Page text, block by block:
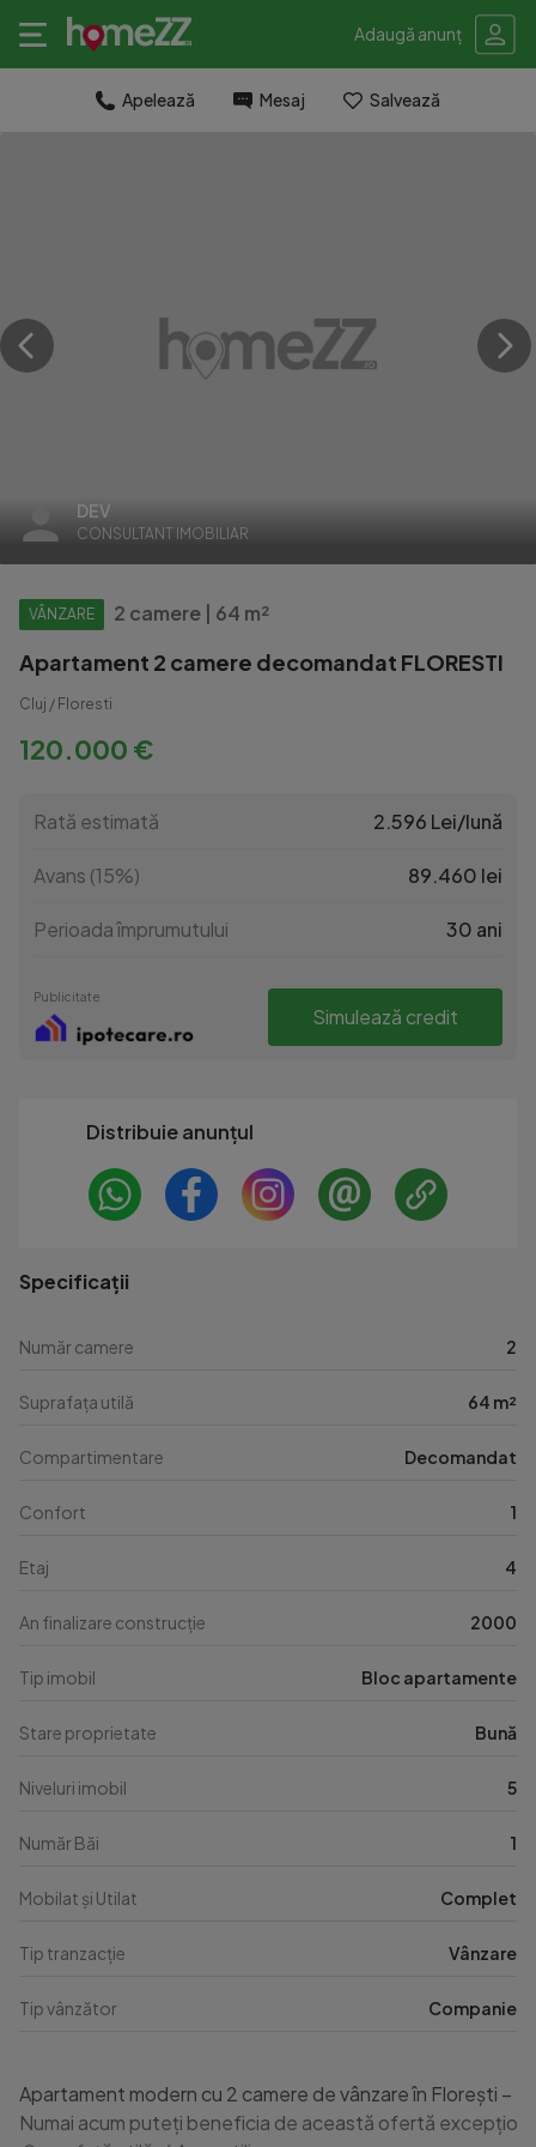
Adaugă anunț
Apelează Mesaj Salvează
DEV
CONSULTANT IMOBILIAR
VÂNZARE 2 camere | 64 m²
Apartament 2 camere decomandat FLORESTI
Cluj / Floresti
120.000 €
Rată estimată 2.596 Lei/lună
Avans (15%) 89.460 lei
Perioada împrumutului 30 ani
Publicitate
Simulează credit
Distribuie anunțul
Specificații
Număr camere 2
Suprafața utilă 64 m²
Compartimentare Decomandat
Confort 1
Etaj 4
An finalizare construcție 2000
Tip imobil Bloc apartamente
Stare proprietate Bună
Niveluri imobil 5
Număr Băi 1
Mobilat și Utilat Complet
Tip tranzacție Vânzare
Tip vânzător Companie
Apartament modern cu 2 camere de vânzare în Florești –
Numai acum puteți beneficia de această ofertă